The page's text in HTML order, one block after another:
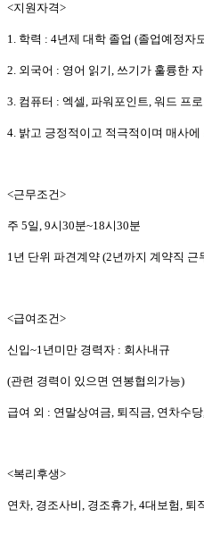
<지원자격>
1. 학력 : 4년제 대학 졸업 (졸업예정자
2. 외국어 : 영어 읽기, 쓰기가 훌륭한 자
3. 컴퓨터 : 엑셀, 파워포인트, 워드 프
4. 밝고 긍정적이고 적극적이며 매사
<근무조건>
주 5일, 9시30분~18시30분
1년 단위 파견계약 (2년까지 계약직 근
<급여조건>
신입~1년미만 경력자 : 회사내규
(관련 경력이 있으면 연봉협의가능)
급여 외 : 연말상여금, 퇴직금, 연차수
<복리후생>
연차, 경조사비, 경조휴가, 4대보험, 퇴